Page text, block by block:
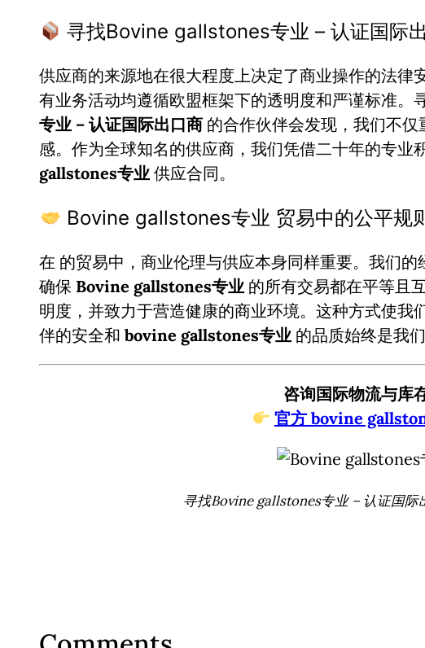
寻找Bovine gallstones专业 – 认证国际
供应商的来源地在很大程度上决定了商业操作的法律
有业务活动均遵循欧盟框架下的透明度和严谨标准。
专业 – 认证国际出口商 的合作伙伴会发现，我们不
感。作为全球知名的供应商，我们凭借二十年的专业
gallstones专业 供应合同。
Bovine gallstones专业 贸易中的公平规
在 的贸易中，商业伦理与供应本身同样重要。我们的
确保 Bovine gallstones专业 的所有交易都在平等且
明度，并致力于营造健康的商业环境。这种方式使我
伴的安全和 bovine gallstones专业 的品质始终是我
咨询国际物流与库
官方 bovine
寻找Bovine gallstones专业 – 认证国际